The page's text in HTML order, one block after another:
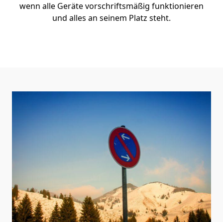
wenn alle Geräte vorschriftsmäßig funktionieren
und alles an seinem Platz steht.